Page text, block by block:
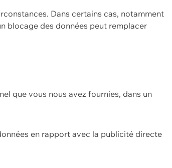
Dans certains cas, notamment
blocage des données peut remplacer
que vous nous avez fournies, dans un
en rapport avec la publicité directe